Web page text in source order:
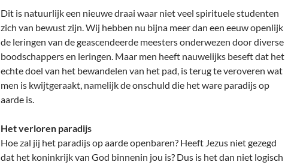
Dit is natuurlijk een nieuwe draai waar niet veel spirituele studenten
zich van bewust zijn. Wij hebben nu bijna meer dan een eeuw openlijk
de leringen van de geascendeerde meesters onderwezen door diverse
boodschappers en leringen. Maar men heeft nauwelijks beseft dat het
echte doel van het bewandelen van het pad, is terug te veroveren wat
men is kwijtgeraakt, namelijk de onschuld die het ware paradijs op
aarde is.
Het verloren paradijs
Hoe zal jij het paradijs op aarde openbaren? Heeft Jezus niet gezegd
dat het koninkrijk van God binnenin jou is? Dus is het dan niet logisch